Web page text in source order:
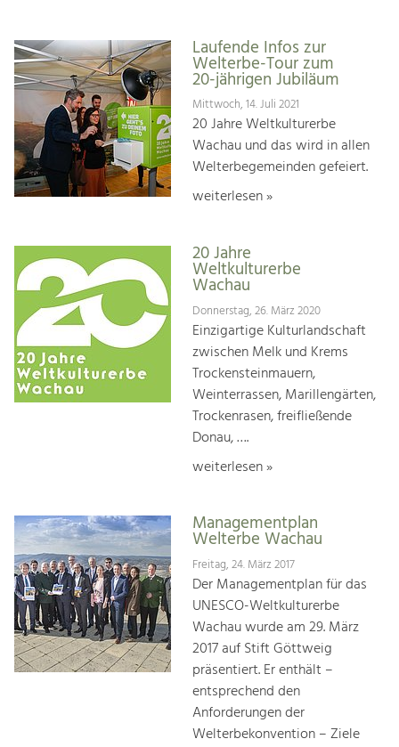
Laufende Infos zur
Welterbe-Tour zum
20-jährigen Jubiläum
Mittwoch, 14. Juli 2021
20 Jahre Weltkulturerbe
Wachau und das wird in allen
Welterbegemeinden gefeiert.
weiterlesen »
20 Jahre
Weltkulturerbe
Wachau
Donnerstag, 26. März 2020
Einzigartige Kulturlandschaft
zwischen Melk und Krems
Trockensteinmauern,
Weinterrassen, Marillengärten,
Trockenrasen, freifließende
Donau, ….
weiterlesen »
Managementplan
Welterbe Wachau
Freitag, 24. März 2017
Der Managementplan für das
UNESCO-Weltkulturerbe
Wachau wurde am 29. März
2017 auf Stift Göttweig
präsentiert. Er enthält –
entsprechend den
Anforderungen der
Welterbekonvention – Ziele